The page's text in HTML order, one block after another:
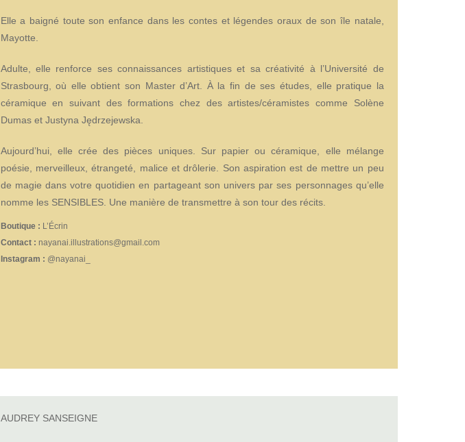
Elle a baigné toute son enfance dans les contes et légendes oraux de son île natale,
Mayotte.
Adulte, elle renforce ses connaissances artistiques et sa créativité à l’Université de
Strasbourg, où elle obtient son Master d’Art. À la fin de ses études, elle pratique la
céramique en suivant des formations chez des artistes/céramistes comme Solène
Dumas et Justyna Jędrzejewska.
Aujourd’hui, elle crée des pièces uniques. Sur papier ou céramique, elle mélange
poésie, merveilleux, étrangeté, malice et drôlerie. Son aspiration est de mettre un peu
de magie dans votre quotidien en partageant son univers par ses personnages qu’elle
nomme les SENSIBLES. Une manière de transmettre à son tour des récits.
Boutique : L’Écrin
Contact : nayanai.illustrations@gmail.com
Instagram : @nayanai_
AUDREY SANSEIGNE